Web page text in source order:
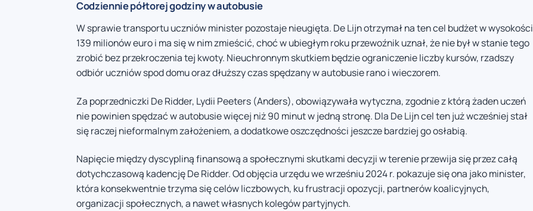
Codziennie półtorej godziny w autobusie
W sprawie transportu uczniów minister pozostaje nieugięta. De Lijn otrzymał na ten cel budżet w wysokości
139 milionów euro i ma się w nim zmieścić, choć w ubiegłym roku przewoźnik uznał, że nie był w stanie tego
zrobić bez przekroczenia tej kwoty. Nieuchronnym skutkiem będzie ograniczenie liczby kursów, rzadszy
odbiór uczniów spod domu oraz dłuższy czas spędzany w autobusie rano i wieczorem.
Za poprzedniczki De Ridder, Lydii Peeters (Anders), obowiązywała wytyczna, zgodnie z którą żaden uczeń
nie powinien spędzać w autobusie więcej niż 90 minut w jedną stronę. Dla De Lijn cel ten już wcześniej stał
się raczej nieformalnym założeniem, a dodatkowe oszczędności jeszcze bardziej go osłabią.
Napięcie między dyscypliną finansową a społecznymi skutkami decyzji w terenie przewija się przez całą
dotychczasową kadencję De Ridder. Od objęcia urzędu we wrześniu 2024 r. pokazuje się ona jako minister,
która konsekwentnie trzyma się celów liczbowych, ku frustracji opozycji, partnerów koalicyjnych,
organizacji społecznych, a nawet własnych kolegów partyjnych.